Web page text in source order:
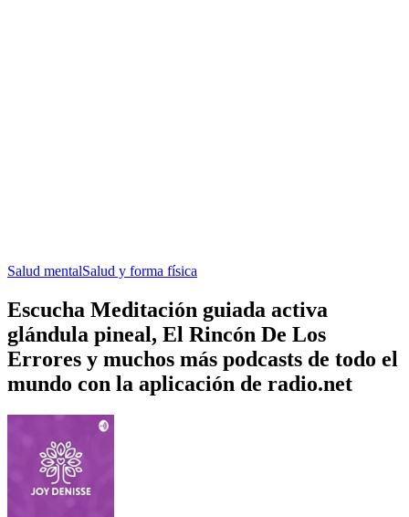
Salud mentalSalud y forma física
Escucha Meditación guiada activa
glándula pineal, El Rincón De Los
Errores y muchos más podcasts de todo el
mundo con la aplicación de radio.net